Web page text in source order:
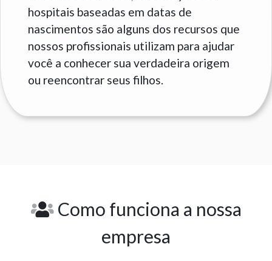
hospitais baseadas em datas de
nascimentos são alguns dos recursos que
nossos profissionais utilizam para ajudar
você a conhecer sua verdadeira origem
ou reencontrar seus filhos.
Como funciona a nossa
empresa